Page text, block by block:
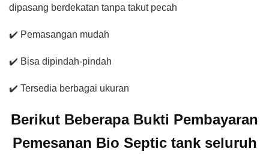
dipasang berdekatan tanpa takut pecah
✔️ Pemasangan mudah
✔️ Bisa dipindah-pindah
✔️ Tersedia berbagai ukuran
Berikut Beberapa Bukti Pembayaran
Pemesanan Bio Septic tank seluruh